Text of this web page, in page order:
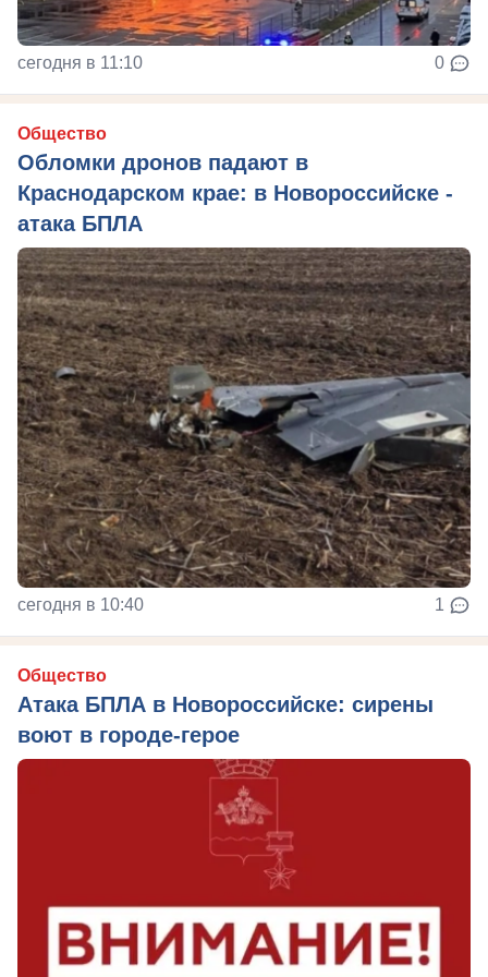
сегодня в 11:10 0
Общество
Обломки дронов падают в
Краснодарском крае: в Новороссийске -
атака БПЛА
сегодня в 10:40 1
Общество
Атака БПЛА в Новороссийске: сирены
воют в городе-герое